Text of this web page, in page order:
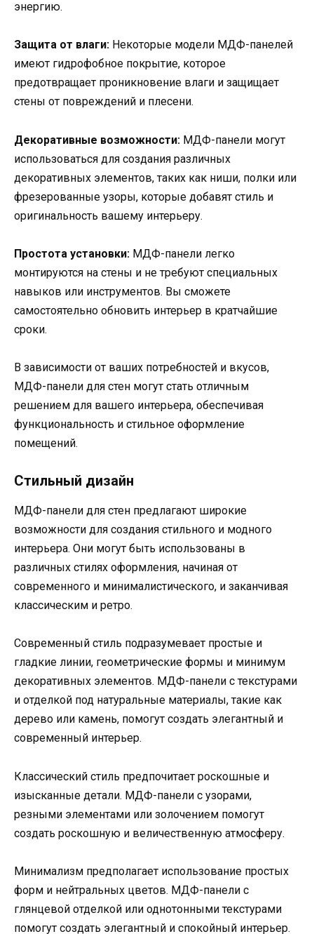
энергию.
Защита от влаги: Некоторые модели МДФ-панелей
имеют гидрофобное покрытие, которое
предотвращает проникновение влаги и защищает
стены от повреждений и плесени.
Декоративные возможности: МДФ-панели могут
использоваться для создания различных
декоративных элементов, таких как ниши, полки или
фрезерованные узоры, которые добавят стиль и
оригинальность вашему интерьеру.
Простота установки: МДФ-панели легко
монтируются на стены и не требуют специальных
навыков или инструментов. Вы сможете
самостоятельно обновить интерьер в кратчайшие
сроки.
В зависимости от ваших потребностей и вкусов,
МДФ-панели для стен могут стать отличным
решением для вашего интерьера, обеспечивая
функциональность и стильное оформление
помещений.
Стильный дизайн
МДФ-панели для стен предлагают широкие
возможности для создания стильного и модного
интерьера. Они могут быть использованы в
различных стилях оформления, начиная от
современного и минималистического, и заканчивая
классическим и ретро.
Современный стиль подразумевает простые и
гладкие линии, геометрические формы и минимум
декоративных элементов. МДФ-панели с текстурами
и отделкой под натуральные материалы, такие как
дерево или камень, помогут создать элегантный и
современный интерьер.
Классический стиль предпочитает роскошные и
изысканные детали. МДФ-панели с узорами,
резными элементами или золочением помогут
создать роскошную и величественную атмосферу.
Минимализм предполагает использование простых
форм и нейтральных цветов. МДФ-панели с
глянцевой отделкой или однотонными текстурами
помогут создать элегантный и спокойный интерьер.